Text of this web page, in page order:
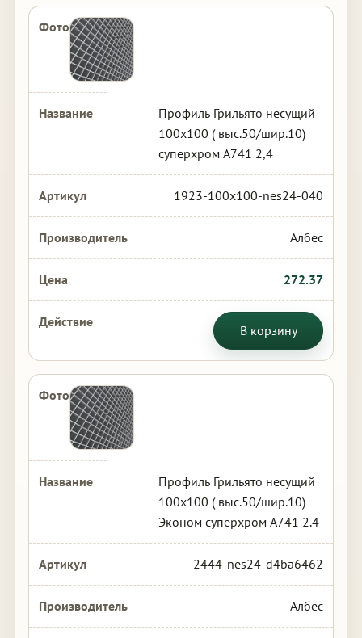
Профиль Грильято несущий
100х100 ( выс.50/шир.10)
суперхром А741 2,4
1923-100x100-nes24-040
Албес
272.37
В корзину
Профиль Грильято несущий
100х100 ( выс.50/шир.10)
Эконом суперхром А741 2.4
2444-nes24-d4ba6462
Албес